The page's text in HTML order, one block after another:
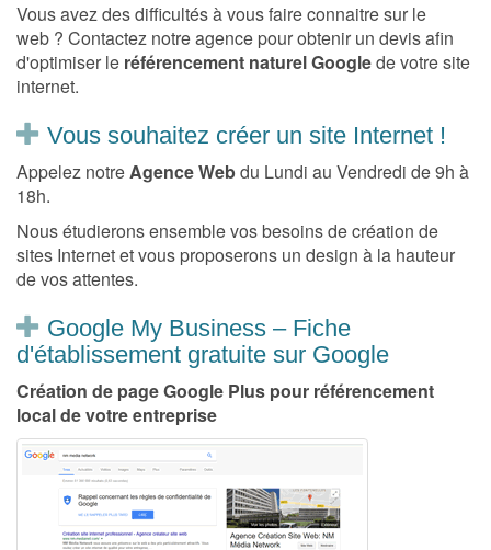
Vous avez des difficultés à vous faire connaitre sur le
web ? Contactez notre agence pour obtenir un devis afin
d'optimiser le référencement naturel Googlede votre site
internet.
Vous souhaitez créer un site Internet !
Appelez notreAgence Webdu Lundi au Vendredi de 9h à
18h.
Nous étudierons ensemble vos besoins de création de
sites Internet et vous proposerons un design à la hauteur
de vos attentes.
Google My Business – Fiche
d'établissement gratuite sur Google
Création de page Google Plus pour référencement
local de votre entreprise